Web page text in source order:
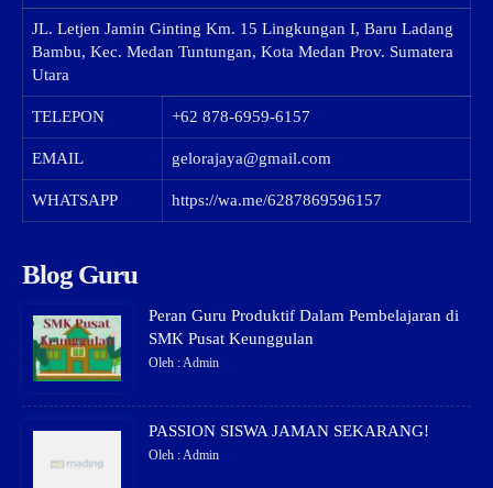
JL. Letjen Jamin Ginting Km. 15 Lingkungan I, Baru Ladang
Bambu, Kec. Medan Tuntungan, Kota Medan Prov. Sumatera
Utara
TELEPON +62 878-6959-6157
EMAIL gelorajaya@gmail.com
WHATSAPP https://wa.me/6287869596157
Blog Guru
Peran Guru Produktif Dalam Pembelajaran di
SMK Pusat Keunggulan
Oleh : Admin
PASSION SISWA JAMAN SEKARANG!
Oleh : Admin